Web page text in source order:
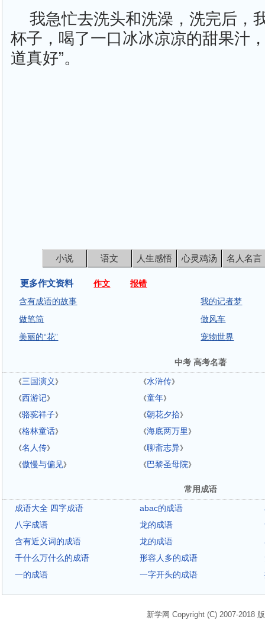
我急忙去洗头和洗澡，洗完后，
杯子，喝了一口冰冰凉凉的甜果汁
道真好”。
小说 语文 人生感悟 心灵鸡汤 名人名言
更多作文资料作文
报错
含有成语的故事
我的记者梦
做笔筒
做风车
美丽的“花”
宠物世界
中考 高考名著
《三国演义 》 《水浒传》
《西游记》 《童年》
《骆驼祥子》 《朝花夕拾》
《格林童话》 《海底两万里 》
《名人传》 《聊斋志异》
《傲慢与偏见》 《巴黎圣母院》
常用成语
成语大全 四字成语
abac的成语
八字成语
龙的成语
含有近义词的成语
龙的成语
千什么万什么的成语
形容人多的成语
一的成语
一字开头的成语
新学网 Copyright (C) 2007-2018